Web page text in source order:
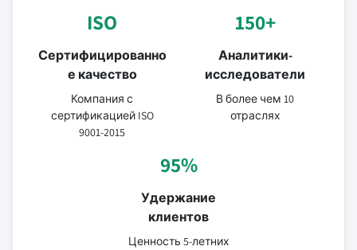
ISO
Сертифицированно
е качество
Компания с
сертификацией ISO
9001-2015
150+
Аналитики-
исследователи
В более чем 10
отраслях
95%
Удержание
клиентов
Ценность 5-летних